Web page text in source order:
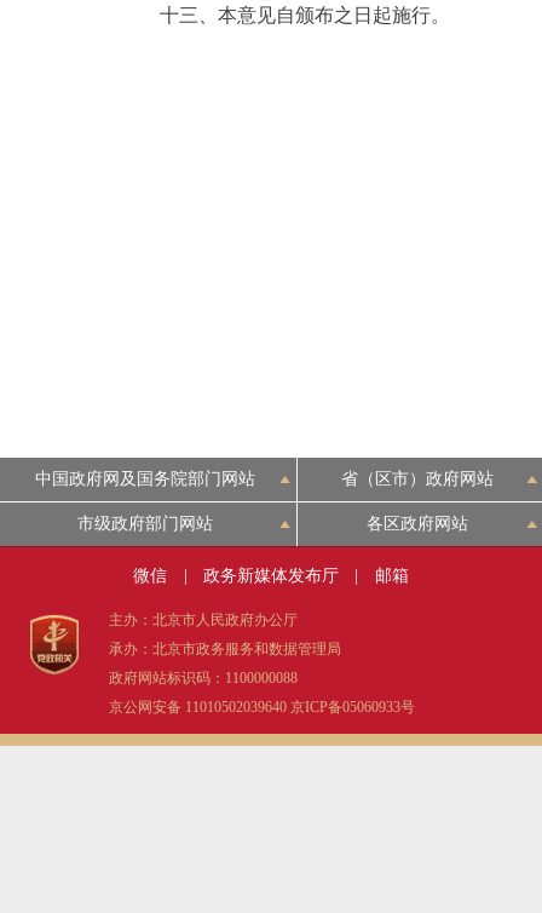
十三、本意见自颁布之日起施行。
中国政府网及国务院部门网站 省（区市）政府网站
市级政府部门网站 各区政府网站
微信 政务新媒体发布厅 邮箱
主办：北京市人民政府办公厅
承办：北京市政务服务和数据管理局
政府网站标识码：1100000088
京公网安备 11010502039640 京ICP备05060933号